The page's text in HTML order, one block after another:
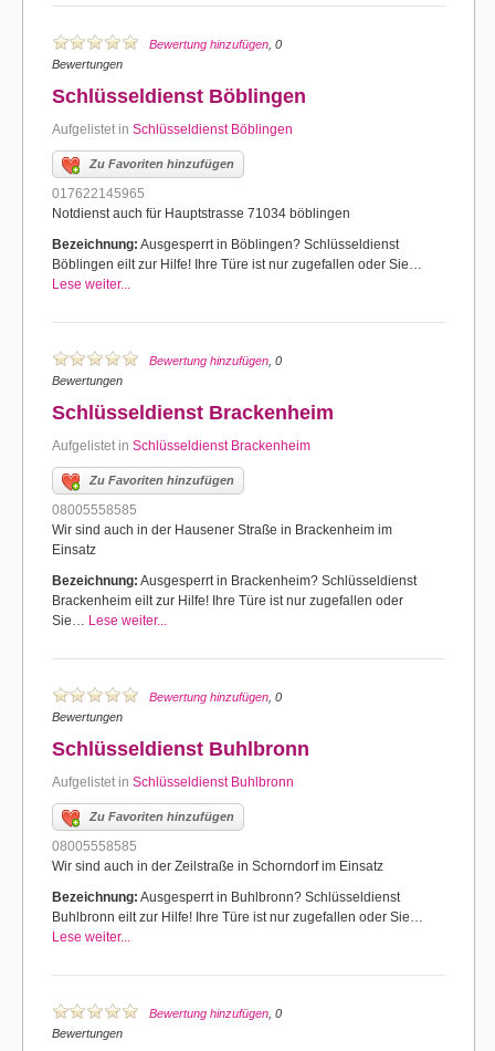
Bewertung hinzufügen , 0
Bewertungen
Schlüsseldienst Böblingen
Aufgelistet in Schlüsseldienst Böblingen
Zu Favoriten hinzufügen
017622145965
Notdienst auch für Hauptstrasse 71034 böblingen
Bezeichnung: Ausgesperrt in Böblingen? Schlüsseldienst
Böblingen eilt zur Hilfe! Ihre Türe ist nur zugefallen oder Sie…
Lese weiter...
Bewertung hinzufügen , 0
Bewertungen
Schlüsseldienst Brackenheim
Aufgelistet in Schlüsseldienst Brackenheim
Zu Favoriten hinzufügen
08005558585
Wir sind auch in der Hausener Straße in Brackenheim im
Einsatz
Bezeichnung: Ausgesperrt in Brackenheim? Schlüsseldienst
Brackenheim eilt zur Hilfe! Ihre Türe ist nur zugefallen oder
Sie… Lese weiter...
Bewertung hinzufügen , 0
Bewertungen
Schlüsseldienst Buhlbronn
Aufgelistet in Schlüsseldienst Buhlbronn
Zu Favoriten hinzufügen
08005558585
Wir sind auch in der Zeilstraße in Schorndorf im Einsatz
Bezeichnung: Ausgesperrt in Buhlbronn? Schlüsseldienst
Buhlbronn eilt zur Hilfe! Ihre Türe ist nur zugefallen oder Sie…
Lese weiter...
Bewertung hinzufügen , 0
Bewertungen